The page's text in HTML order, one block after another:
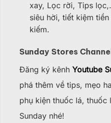
xay, Lọc rời, Tips
siêu hời, tiết kiệm
kiếm.
Sunday Stores Channel
Đăng ký kênh Youtube
phá thêm về tips, mẹo
phụ kiện thuốc lá, thuốc
Sunday nhé!